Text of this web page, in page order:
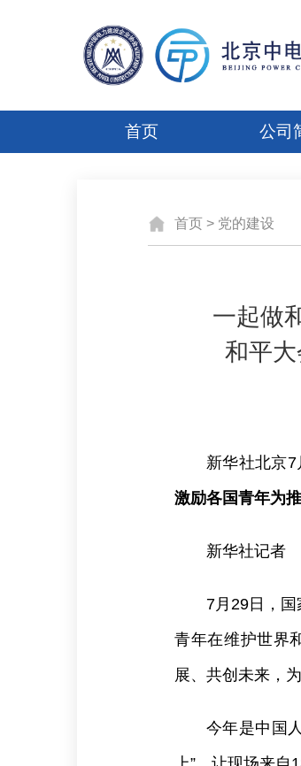
首页 公司
首页 > 党的建设
一起做
和平
新华社北京
激励各国青年为
新华社记者
7月29日，
青年在维护世界
展、共创未来，
今年是中国